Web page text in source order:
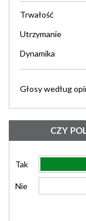
Trwałość
Utrzymanie
Dynamika
Głosy według
CZY
Tak
Nie